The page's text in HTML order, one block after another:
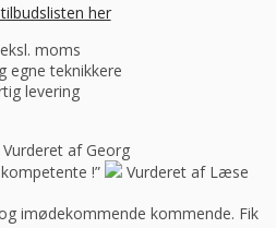
her
moms
egne teknikkere
levering
Vurderet af Georg
!”
Vurderet af Læse
imødekommende kommende. Fik